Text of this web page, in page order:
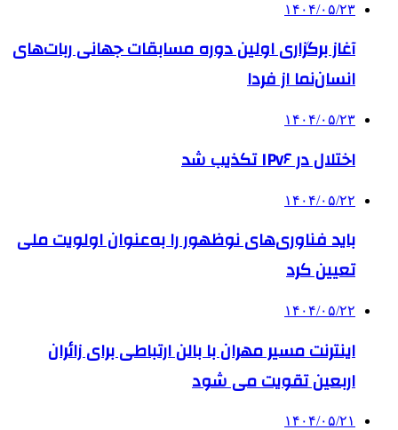
۱۴۰۴/۰۵/۲۳
آغاز برگزاری اولین دوره مسابقات جهانی ربات‌های
انسان‌نما از فردا
۱۴۰۴/۰۵/۲۳
اختلال در IPv۶ تکذیب شد
۱۴۰۴/۰۵/۲۲
باید فناوری‌های نوظهور را به‌عنوان اولویت ملی
تعیین کرد
۱۴۰۴/۰۵/۲۲
اینترنت مسیر مهران با بالن ارتباطی برای زائران
اربعین تقویت می شود
۱۴۰۴/۰۵/۲۱